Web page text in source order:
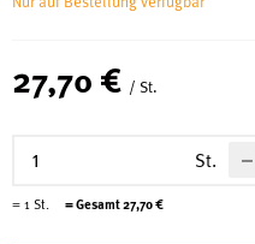
Service
Geschichte
27,70 € / St.
St.
= 1 St. = Gesamt27,70€